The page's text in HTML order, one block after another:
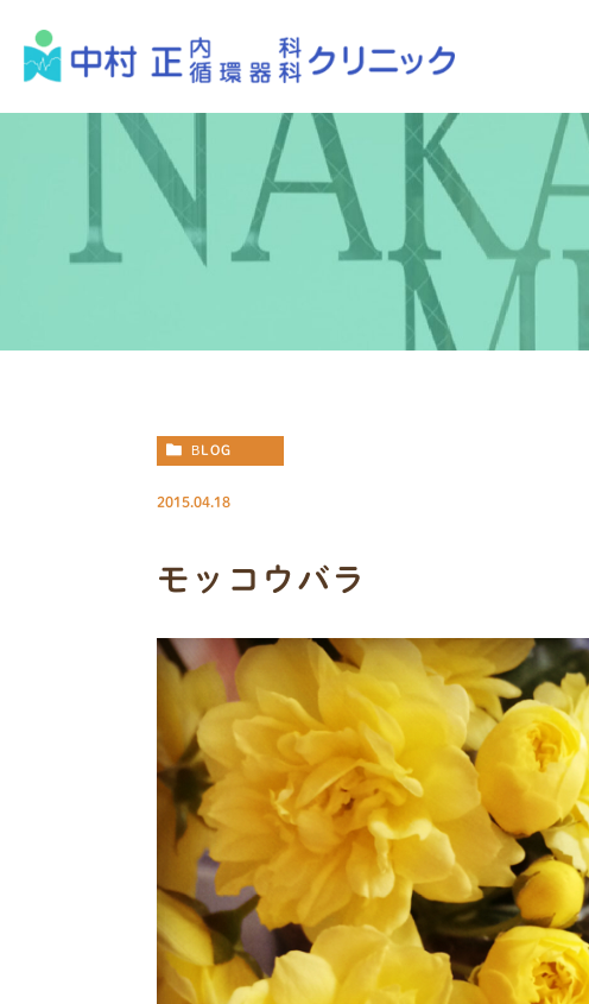
BLOG
2015.04.18
モッコウバラ